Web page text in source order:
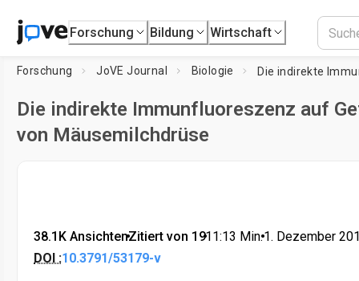
Forschung Bildung Wirtschaft
Forschung JoVE Journal Biologie
Die indirekte Immunfluoreszenz auf
von Mäusemilchdrüse
38.1K Ansichten•Zitiert von 19•11:13 Min.•1. Dezember
DOI :10.3791/53179-v